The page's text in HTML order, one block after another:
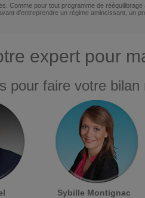
Comme pour tout programme de
d'entreprendre un régime amincissant, un
expert pour
pour faire votre bilan
Sybille Montignac